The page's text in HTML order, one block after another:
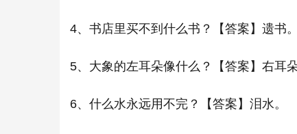
4、书店里买不到什么书？【答案】遗书。
5、大象的左耳朵像什么？【答案】右耳朵
6、什么水永远用不完？【答案】泪水。